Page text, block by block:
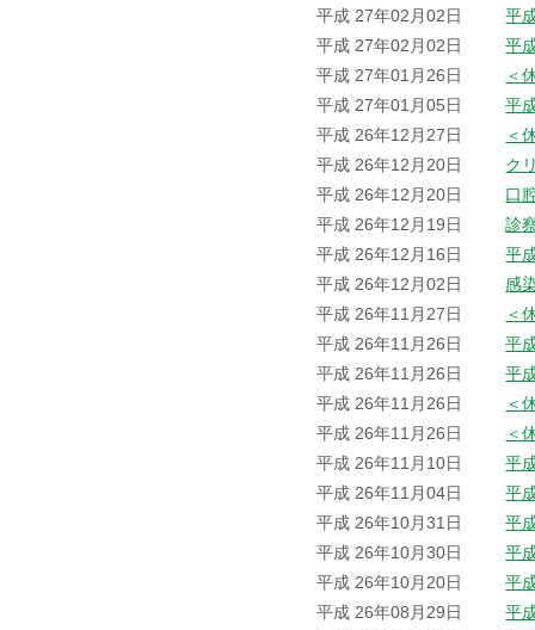
平成 27年02月02日
平
平成 27年02月02日
平
平成 27年01月26日
＜
平成 27年01月05日
平
平成 26年12月27日
＜
平成 26年12月20日
ク
平成 26年12月20日
口
平成 26年12月19日
診
平成 26年12月16日
平
平成 26年12月02日
感
平成 26年11月27日
＜
平成 26年11月26日
平
平成 26年11月26日
平
平成 26年11月26日
＜
平成 26年11月26日
＜
平成 26年11月10日
平
平成 26年11月04日
平
平成 26年10月31日
平
平成 26年10月30日
平
平成 26年10月20日
平
平成 26年08月29日
平